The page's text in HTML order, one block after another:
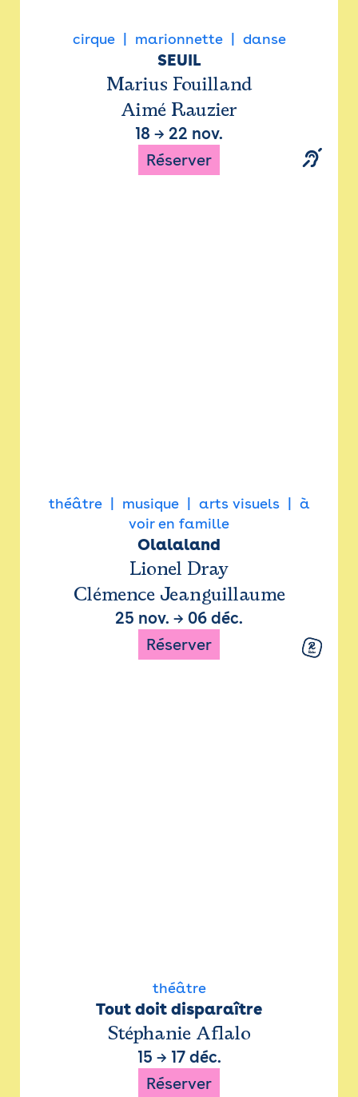
cirque marionnette danse
SEUIL
Marius Fouilland
Aimé Rauzier
18 → 22 nov.
Réserver
théâtre musique arts visuels
à
voir en famille
Olalaland
Lionel Dray
Clémence Jeanguillaume
25 nov. → 06 déc.
Réserver
théâtre
Tout doit disparaître
Stéphanie Aflalo
15 → 17 déc.
Réserver